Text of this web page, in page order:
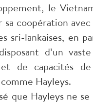
le
coopération avec
sri-lankaises, en
d’un
de capacités
Hayleys.
que Hayleys ne